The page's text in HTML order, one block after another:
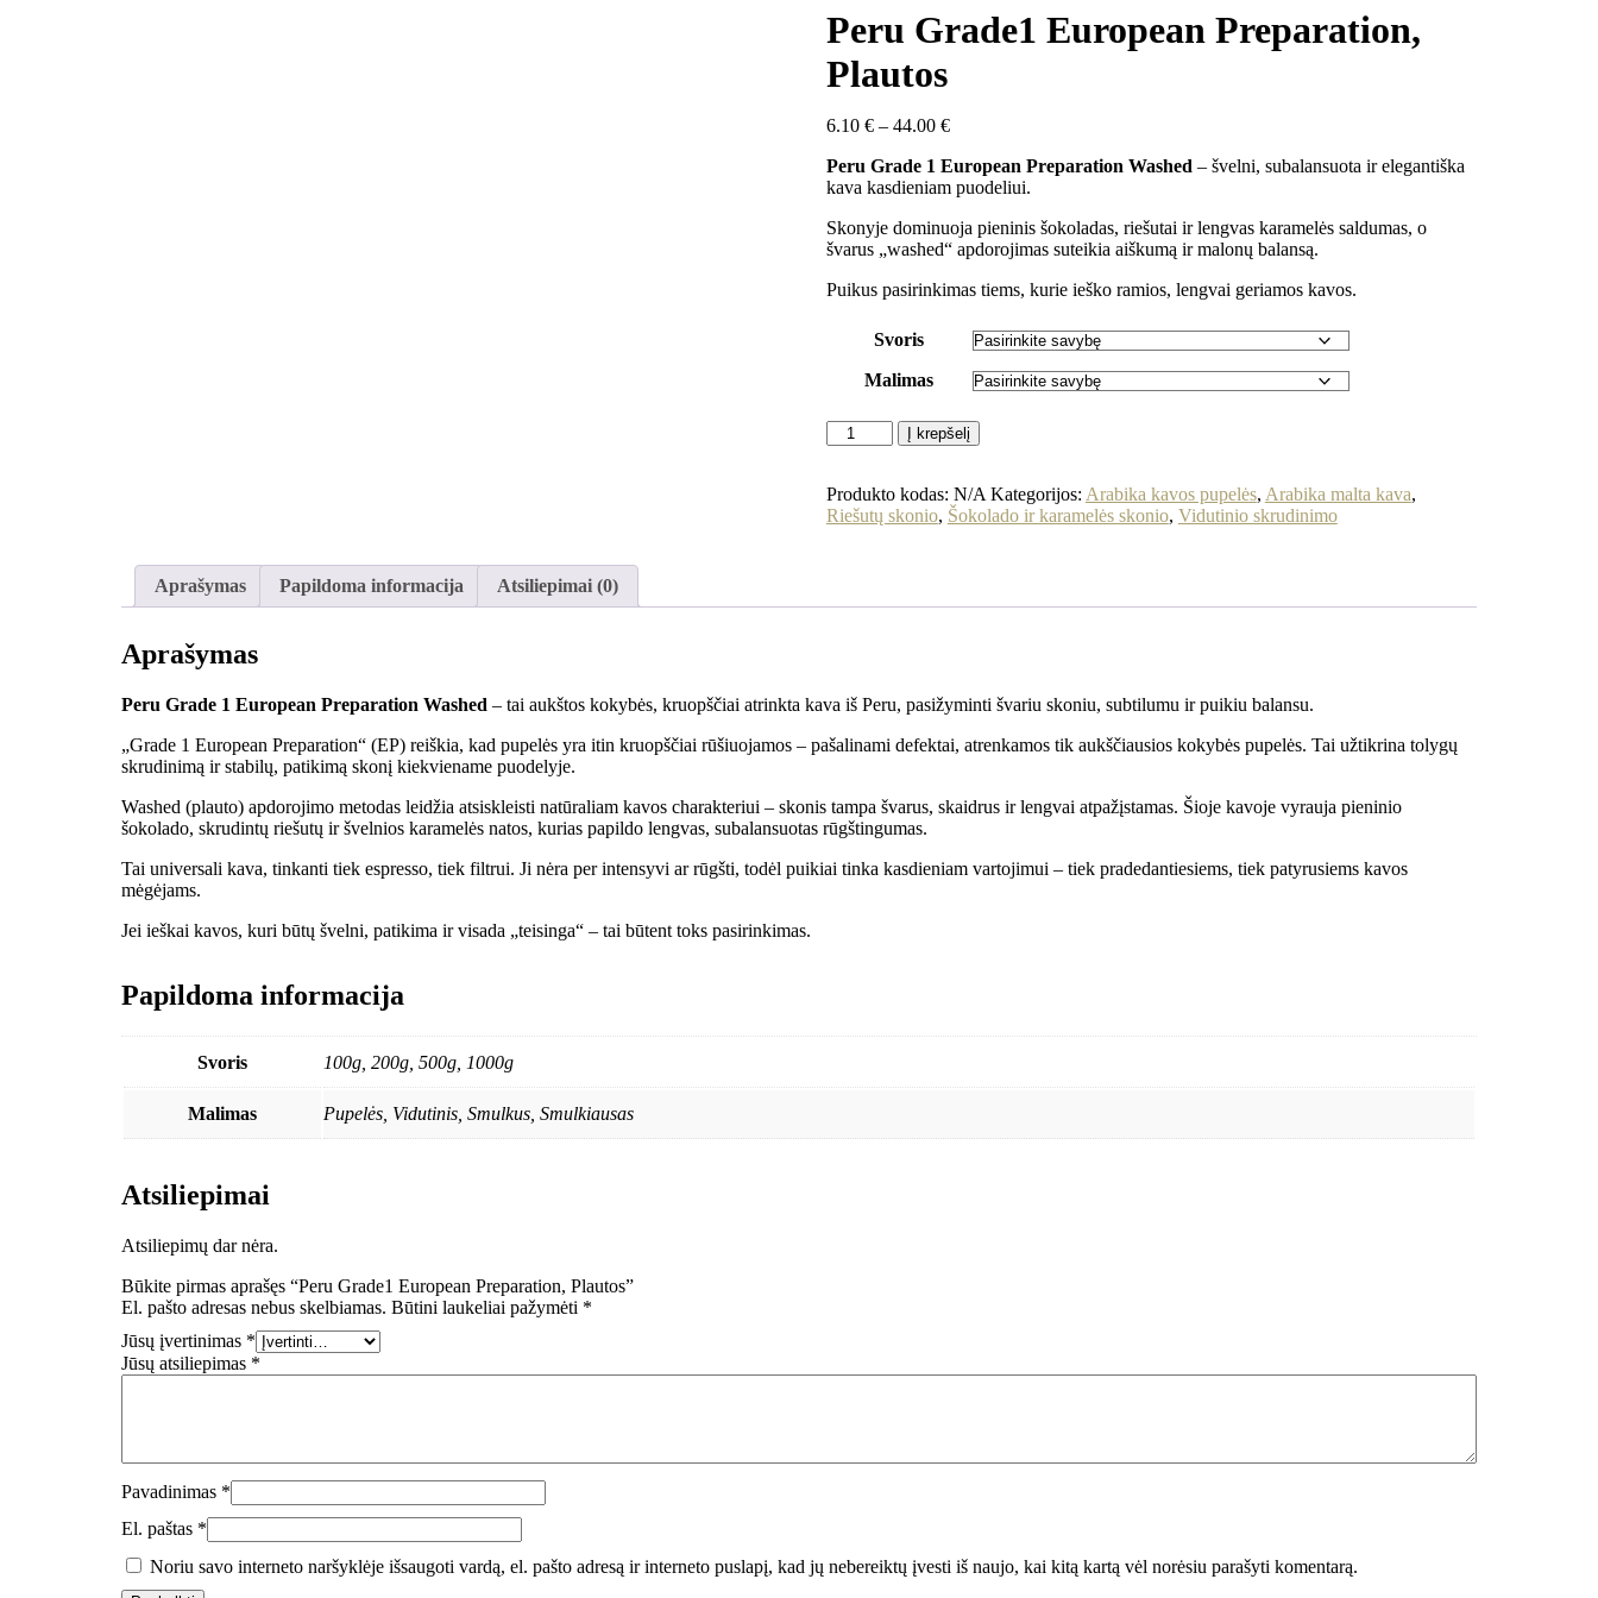
Peru Grade1 European Preparation,
Plautos
6.10 € – 44.00 €Price
6.10 €
through
Peru Grade 1 European Preparation Washed – švelni, subalansuota ir elegantiška
kava kasdieniam puodeliui.
Skonyje dominuoja pieninis šokoladas, riešutai ir lengvas karamelės saldumas, o
švarus „washed“ apdorojimas suteikia aiškumą ir malonų balansą.
Puikus pasirinkimas tiems, kurie ieško ramios, lengvai geriamos kavos.
Svoris
Malimas
produkto
kiekis:
Grade1
European
Į krepšelį
Produkto kodas: N/A Kategorijos: Arabika kavos pupelės, Arabika malta kava,
Riešutų skonio, Šokolado ir karamelės skonio, Vidutinio skrudinimo
Aprašymas Papildoma informacija Atsiliepimai (0)
Aprašymas
Peru Grade 1 European Preparation Washed – tai aukštos kokybės, kruopščiai atrinkta kava iš Peru, pasižyminti švariu skoniu, subtilumu ir puikiu balansu.
„Grade 1 European Preparation“ (EP) reiškia, kad pupelės yra itin kruopščiai rūšiuojamos – pašalinami defektai, atrenkamos tik aukščiausios kokybės pupelės. Tai užtikrina tolygų
skrudinimą ir stabilų, patikimą skonį kiekviename puodelyje.
Washed (plauto) apdorojimo metodas leidžia atsiskleisti natūraliam kavos charakteriui – skonis tampa švarus, skaidrus ir lengvai atpažįstamas. Šioje kavoje vyrauja pieninio
šokolado, skrudintų riešutų ir švelnios karamelės natos, kurias papildo lengvas, subalansuotas rūgštingumas.
Tai universali kava, tinkanti tiek espresso, tiek filtrui. Ji nėra per intensyvi ar rūgšti, todėl puikiai tinka kasdieniam vartojimui – tiek pradedantiesiems, tiek patyrusiems kavos
mėgėjams.
Jei ieškai kavos, kuri būtų švelni, patikima ir visada „teisinga“ – tai būtent toks pasirinkimas.
Papildoma informacija
Svoris 100g, 200g, 500g, 1000g
Malimas Pupelės, Vidutinis, Smulkus, Smulkiausas
Atsiliepimai
Atsiliepimų dar nėra.
Būkite pirmas aprašęs “Peru Grade1 European Preparation, Plautos”
El. pašto adresas nebus skelbiamas. Būtini laukeliai pažymėti *
Jūsų įvertinimas *
Jūsų atsiliepimas *
Pavadinimas *
El. paštas *
Noriu savo interneto naršyklėje išsaugoti vardą, el. pašto adresą ir interneto puslapį, kad jų nebereiktų įvesti iš naujo, kai kitą kartą vėl norėsiu parašyti komentarą.